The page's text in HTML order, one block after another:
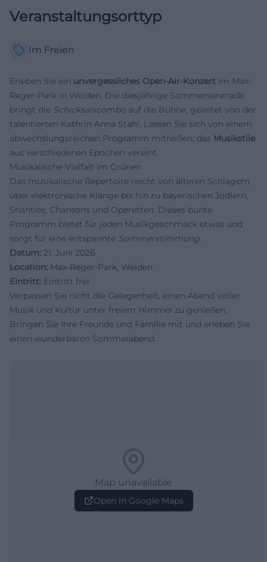
Veranstaltungsorttyp
Im Freien
Erleben Sie ein unvergessliches Open-Air-Konzert im Max-
Reger-Park in Weiden. Die diesjährige Sommerserenade
bringt die Schicksalscombo auf die Bühne, geleitet von der
talentierten Kathrin Anna Stahl. Lassen Sie sich von einem
abwechslungsreichen Programm mitreißen, das Musikstile
aus verschiedenen Epochen vereint.
Musikalische Vielfalt im Grünen
Das musikalische Repertoire reicht von älteren Schlagern
über elektronische Klänge bis hin zu bayerischen Jodlern,
Shanties, Chansons und Operetten. Dieses bunte
Programm bietet für jeden Musikgeschmack etwas und
sorgt für eine entspannte Sommerstimmung.
Datum: 21. Juni 2026
Location: Max-Reger-Park, Weiden
Eintritt: Eintritt frei
Verpassen Sie nicht die Gelegenheit, einen Abend voller
Musik und Kultur unter freiem Himmel zu genießen.
Bringen Sie Ihre Freunde und Familie mit und erleben Sie
einen wunderbaren Sommerabend.
Map unavailable
Open in Google Maps